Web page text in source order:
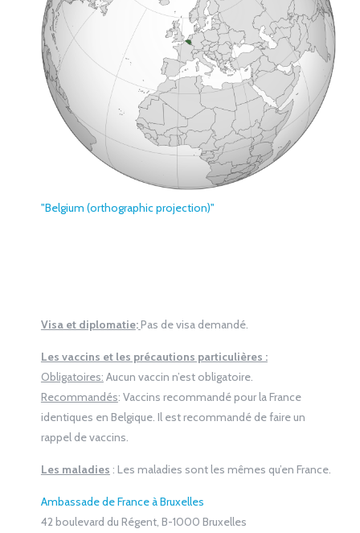
"Belgium (orthographic projection)"
Visa et diplomatie:Pas de visa demandé.
Les vaccins et les précautions particulières :
Obligatoires: Aucun vaccin n’est obligatoire.
Recommandés: Vaccins recommandé pour la France
identiques en Belgique. Il est recommandé de faire un
rappel de vaccins.
Les maladies : Les maladies sont les mêmes qu’en France.
Ambassade de France à Bruxelles
42 boulevard du Régent, B-1000 Bruxelles